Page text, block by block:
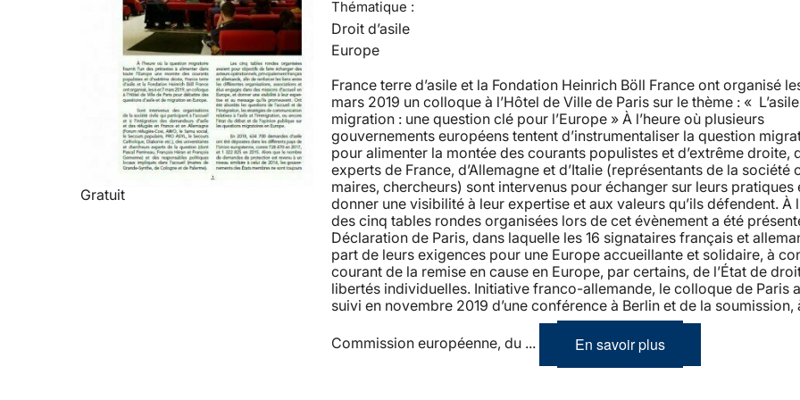
Gratuit
Thématique :
Droit d’asile
Europe
France terre d’asile et la Fondation Heinrich Böll France ont organisé
mars 2019 un colloque à l’Hôtel de Ville de Paris sur le thème : «
migration : une question clé pour l’Europe » À l’heure où plusieurs
gouvernements européens tentent d’instrumentaliser la question
pour alimenter la montée des courants populistes et d’extrême droite,
experts de France, d’Allemagne et d’Italie (représentants de la société
maires, chercheurs) sont intervenus pour échanger sur leurs pratiques
donner une visibilité à leur expertise et aux valeurs qu’ils défendent. À
des cinq tables rondes organisées lors de cet évènement a été
Déclaration de Paris, dans laquelle les 16 signataires français et
part de leurs exigences pour une Europe accueillante et solidaire, à
courant de la remise en cause en Europe, par certains, de l’État de
libertés individuelles. Initiative franco-allemande, le colloque de Paris
suivi en novembre 2019 d’une conférence à Berlin et de la soumission,
Commission européenne, du ... En savoir plus